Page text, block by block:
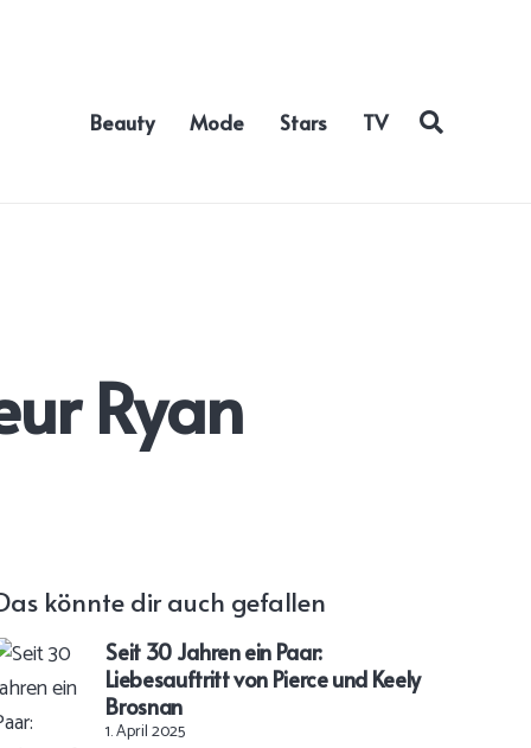
Beauty Mode Stars TV
Ryan
könnte dir auch gefallen
Seit 30 Jahren ein Paar:
Liebesauftritt von Pierce und Keely
Brosnan
1. April 2025